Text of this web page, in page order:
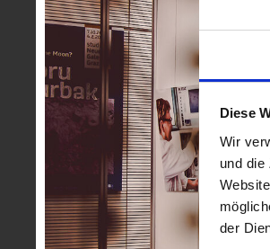
Diese
Wir
und die
der